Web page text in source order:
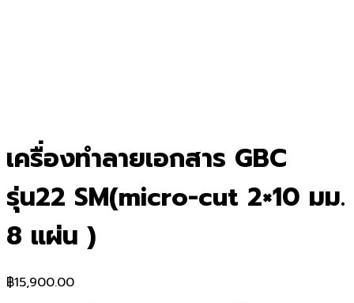
เครื่องทำลายเอกสาร GBC
รุ่น22 SM(micro-cut 2×10 มม.
8 แผ่น )
฿15,900.00